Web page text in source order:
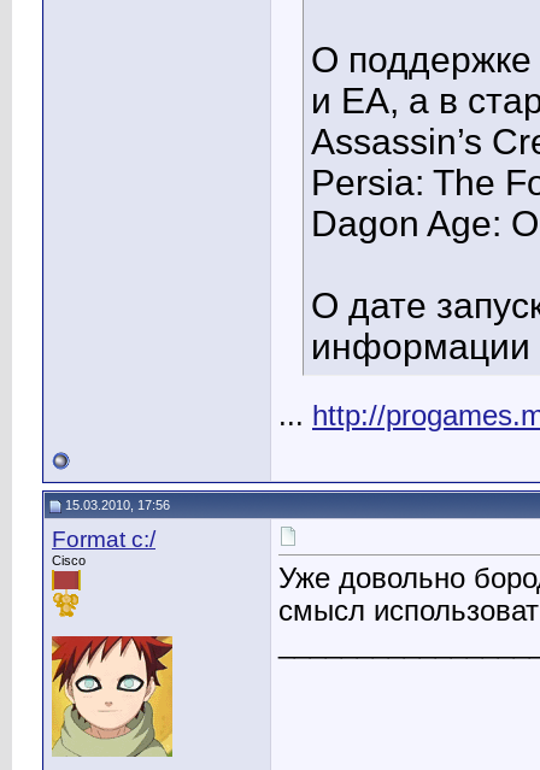
О поддержке
и EA, а в
Assassin’s
Persia: The
Dagon Age:
О дате
информации
... http://
15.03.2010, 17:56
Format c:/
Cisco
Уже довольно
смысл